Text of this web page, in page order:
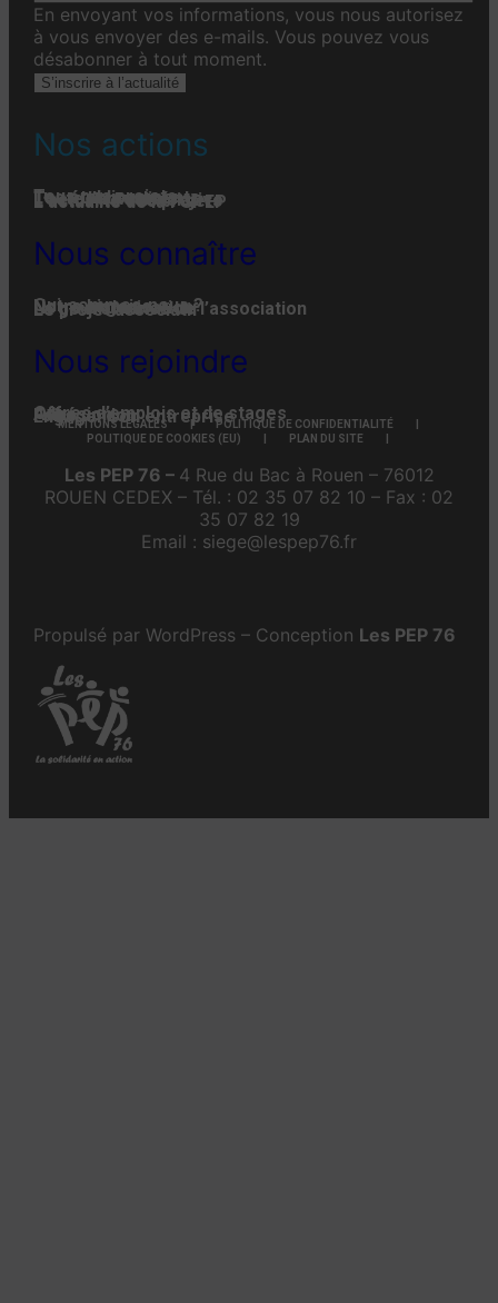
En envoyant vos informations, vous nous autorisez
à vous envoyer des e-mails. Vous pouvez vous
désabonner à tout moment.
S’inscrire à l’actualité
Nos actions
Tous nos projets
Les établissements
Toute l’actualité
L'actualité associative
L’actualité des projets
L’actualité de la FGPEP
Nous connaître
Qui-sommes-nous ?
Notre histoire
Notre organisation
La gouvernance de l’association
Le projet associatif
Nous rejoindre
Offres d’emplois et de stages
Adhésion
Faire un don
Engager son entreprise
MENTIONS LÉGALES
POLITIQUE DE CONFIDENTIALITÉ
POLITIQUE DE COOKIES (EU)
PLAN DU SITE
Les PEP 76 – 4 Rue du Bac à Rouen – 76012
ROUEN CEDEX – Tél. : 02 35 07 82 10 – Fax : 02
35 07 82 19
Email : siege@lespep76.fr
Propulsé par WordPress – Conception Les PEP 76